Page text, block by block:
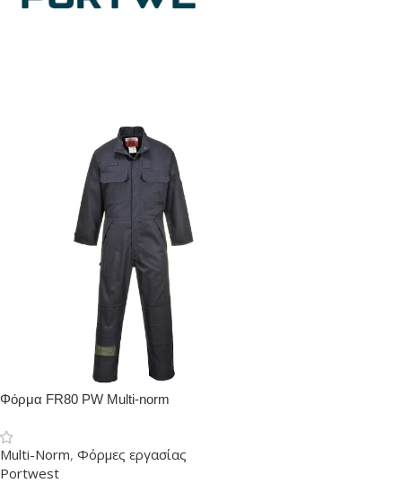
Φόρμα FR80 PW Multi-norm
Multi-Norm, Φόρμες εργασίας
Portwest